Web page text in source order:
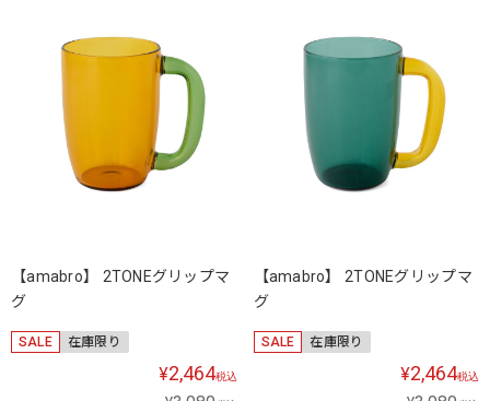
【amabro】 2TONEグリップマ
グ
SALE 在庫限り
¥2,464税込
【amabro】 2TONEグリップマ
グ
SALE 在庫限り
¥2,464税込